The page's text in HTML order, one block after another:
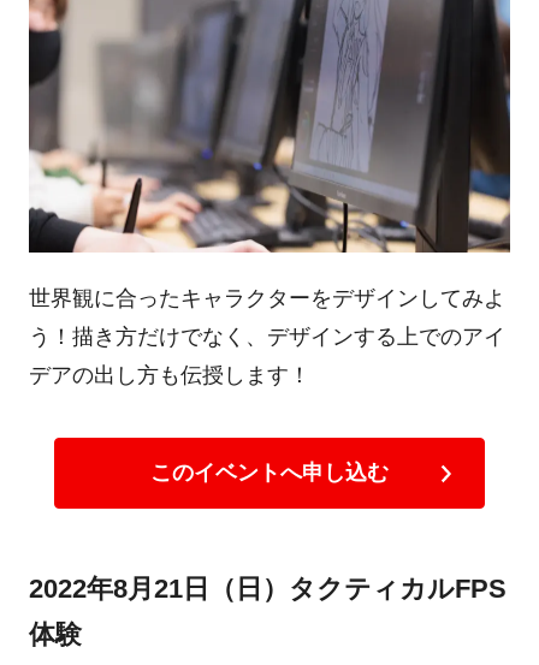
世界観に合ったキャラクターをデザインしてみよ
う！描き方だけでなく、デザインする上でのアイ
デアの出し方も伝授します！
このイベントへ申し込む
2022年8月21日（日）タクティカルFPS
体験